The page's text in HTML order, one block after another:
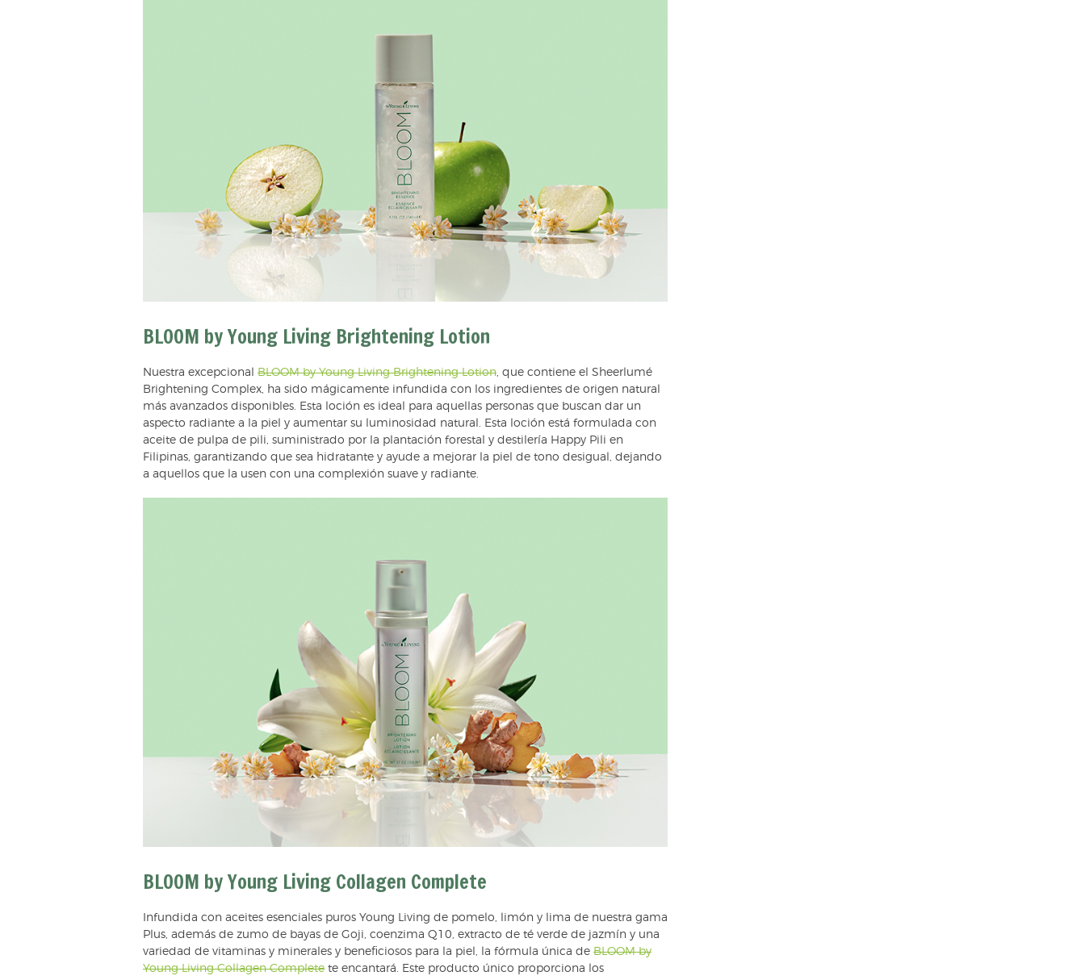
BLOOM by Young Living Brightening Lotion
Nuestra excepcional BLOOM by Young Living Brightening Lotion , que contiene el Sheerlumé
Brightening Complex, ha sido mágicamente infundida con los ingredientes de origen natural
más avanzados disponibles. Esta loción es ideal para aquellas personas que buscan dar un
aspecto radiante a la piel y aumentar su luminosidad natural. Esta loción está formulada con
aceite de pulpa de pili, suministrado por la plantación forestal y destilería Happy Pili en
Filipinas, garantizando que sea hidratante y ayude a mejorar la piel de tono desigual, dejando
a aquellos que la usen con una complexión suave y radiante.
BLOOM by Young Living Collagen Complete
Infundida con aceites esenciales puros Young Living de pomelo, limón y lima de nuestra gama
Plus, además de zumo de bayas de Goji, coenzima Q10, extracto de té verde de jazmín y una
variedad de vitaminas y minerales y beneficiosos para la piel, la fórmula única de BLOOM by
Young Living Collagen Complete te encantará. Este producto único proporciona los